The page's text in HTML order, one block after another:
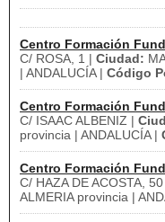
Centro Formación
C/ ROSA, 1 | Ciudad:
| ANDALUCÍA | Código
Centro Formación
C/ ISAAC ALBENIZ |
provincia | ANDALUCÍA |
Centro Formación
C/ HAZA DE ACOSTA,
ALMERIA provincia |